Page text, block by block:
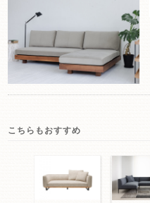
こちらもおすすめ